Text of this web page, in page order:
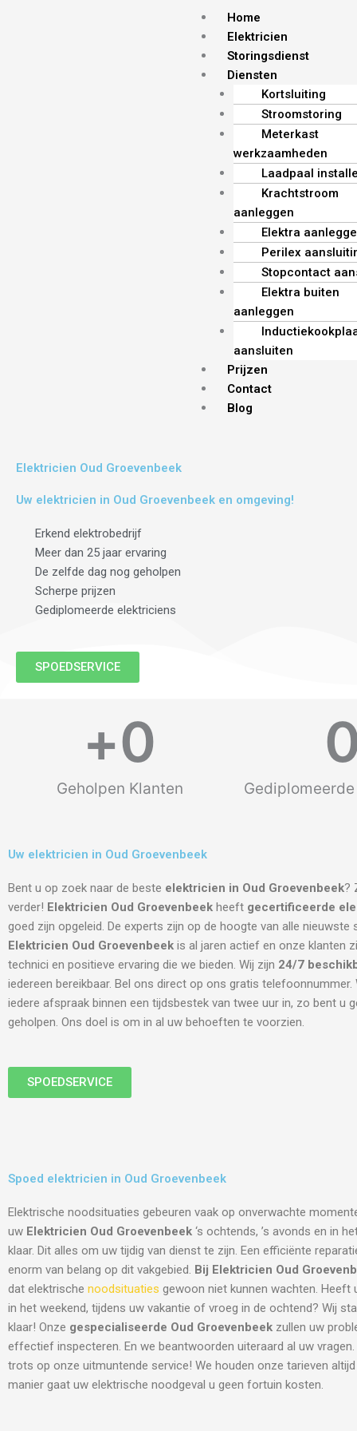
MenuHome
Elektricien
Storingsdienst
Diensten
Kortsluiting
Stroomstoring
Meterkast
werkzaamheden
Laadpaal
Krachtstroom
aanleggen
Elektra
Perilex
Stopcontact
Elektra buiten
aanleggen
aansluiten
Prijzen
Contact
Blog
Elektricien Oud Groevenbeek
Uw elektricien in Oud Groevenbeek en omgeving!
Erkend elektrobedrijf
Meer dan 25 jaar ervaring
De zelfde dag nog geholpen
Scherpe prijzen
Gediplomeerde elektriciens
SPOEDSERVICE
Geholpen Klanten
+0
Uw elektricien in Oud Groevenbeek
Bent u op zoek naar de beste elektricien in Oud Groevenbeek?
verder! Elektricien Oud Groevenbeek heeft gecertificeerde
goed zijn opgeleid. De experts zijn op de hoogte van alle nieuwste
Elektricien Oud Groevenbeek is al jaren actief en onze klanten
technici en positieve ervaring die we bieden. Wij zijn 24/7
iedereen bereikbaar. Bel ons direct op ons gratis telefoonnummer.
iedere afspraak binnen een tijdsbestek van twee uur in, zo bent u
geholpen. Ons doel is om in al uw behoeften te voorzien.
SPOEDSERVICE
Spoed elektricien in Oud Groevenbeek
Elektrische noodsituaties gebeuren vaak op onverwachte
uw Elektricien Oud Groevenbeek ‘s ochtends, ’s avonds en in
klaar. Dit alles om uw tijdig van dienst te zijn. Een efficiënte
enorm van belang op dit vakgebied. Bij Elektricien Oud
dat elektrische noodsituaties gewoon niet kunnen wachten. Heeft
in het weekend, tijdens uw vakantie of vroeg in de ochtend? Wij
klaar! Onze gespecialiseerde Oud Groevenbeek zullen uw
effectief inspecteren. En we beantwoorden uiteraard al uw
trots op onze uitmuntende service! We houden onze tarieven
manier gaat uw elektrische noodgeval u geen fortuin kosten.